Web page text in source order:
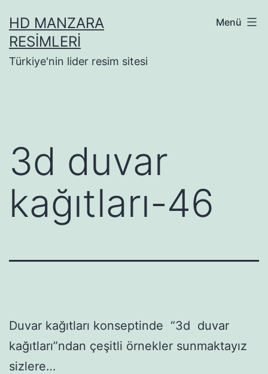
geçHD MANZARA
RESIMLERI
Türkiye'nin lider resim sitesi
Menü
3d duvar
kağıtları-46
Duvar kağıtları konseptinde “3d duvar
kağıtları”ndan çeşitli örnekler sunmaktayız
sizlere…